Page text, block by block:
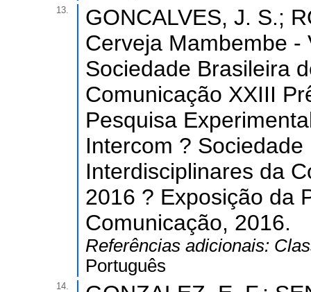
13.
GONCALVES, J. S.;
Cerveja Mambembe -
Sociedade Brasileira
Comunicação XXIII
Pesquisa
Intercom ?
Interdisciplinares da
2016 ? Exposição da
Comunicação, 2016.
Referências adicionais:
Português
14.